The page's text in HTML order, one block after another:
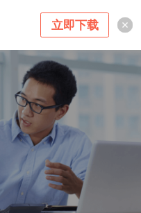
立即下载